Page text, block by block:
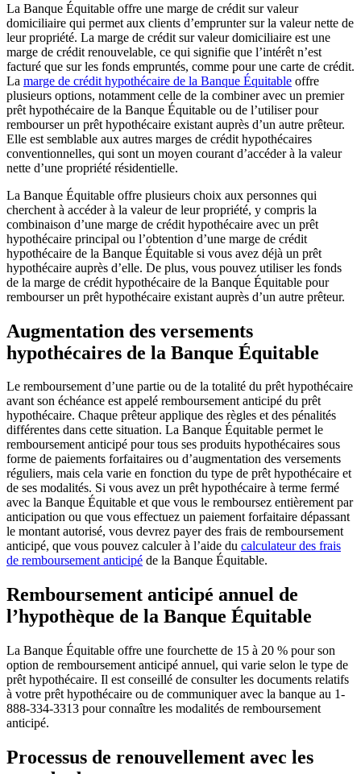
La Banque Équitable offre une marge de crédit sur valeur
domiciliaire qui permet aux clients d’emprunter sur la valeur nette de
leur propriété. La marge de crédit sur valeur domiciliaire est une
marge de crédit renouvelable, ce qui signifie que l’intérêt n’est
facturé que sur les fonds empruntés, comme pour une carte de crédit.
La marge de crédit hypothécaire de la Banque Équitable offre
plusieurs options, notamment celle de la combiner avec un premier
prêt hypothécaire de la Banque Équitable ou de l’utiliser pour
rembourser un prêt hypothécaire existant auprès d’un autre prêteur.
Elle est semblable aux autres marges de crédit hypothécaires
conventionnelles, qui sont un moyen courant d’accéder à la valeur
nette d’une propriété résidentielle.
La Banque Équitable offre plusieurs choix aux personnes qui
cherchent à accéder à la valeur de leur propriété, y compris la
combinaison d’une marge de crédit hypothécaire avec un prêt
hypothécaire principal ou l’obtention d’une marge de crédit
hypothécaire de la Banque Équitable si vous avez déjà un prêt
hypothécaire auprès d’elle. De plus, vous pouvez utiliser les fonds
de la marge de crédit hypothécaire de la Banque Équitable pour
rembourser un prêt hypothécaire existant auprès d’un autre prêteur.
Augmentation des versements
hypothécaires de la Banque Équitable
Le remboursement d’une partie ou de la totalité du prêt hypothécaire
avant son échéance est appelé remboursement anticipé du prêt
hypothécaire. Chaque prêteur applique des règles et des pénalités
différentes dans cette situation. La Banque Équitable permet le
remboursement anticipé pour tous ses produits hypothécaires sous
forme de paiements forfaitaires ou d’augmentation des versements
réguliers, mais cela varie en fonction du type de prêt hypothécaire et
de ses modalités. Si vous avez un prêt hypothécaire à terme fermé
avec la Banque Équitable et que vous le remboursez entièrement par
anticipation ou que vous effectuez un paiement forfaitaire dépassant
le montant autorisé, vous devrez payer des frais de remboursement
anticipé, que vous pouvez calculer à l’aide du calculateur des frais
de remboursement anticipé de la Banque Équitable.
Remboursement anticipé annuel de
l’hypothèque de la Banque Équitable
La Banque Équitable offre une fourchette de 15 à 20 % pour son
option de remboursement anticipé annuel, qui varie selon le type de
prêt hypothécaire. Il est conseillé de consulter les documents relatifs
à votre prêt hypothécaire ou de communiquer avec la banque au 1-
888-334-3313 pour connaître les modalités de remboursement
anticipé.
Processus de renouvellement avec les